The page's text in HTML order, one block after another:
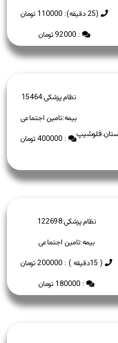
(25 دقیقه): 110000 تومان
: 92000 تومان
نظام پزشکی:15464
بیمه:تامین اجتماعی
: 400000 تومان
نظام پزشکی:122698
بیمه:تامین اجتماعی
( 15دقیقه ) : 200000 تومان
: 180000 تومان